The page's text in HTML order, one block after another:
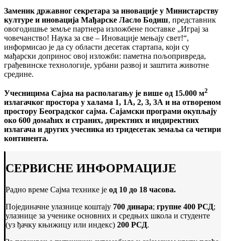
Заменик државног секретара за иновације у Министарству
културе и иновација Мађарске Ласло Бодиш, представник
овогодишње земље партнера изложбене поставке „Играј за
човечанство! Наука за све – Иновације мењају свет!“,
информисао је да су области десетак стартапа, који су
мађарски допринос овој изложби: паметна пољопривреда,
грађевинске технологије, урбани развој и заштита животне
средине.
Учесницима Сајма на располагању је више од 15.000 м2
излагачког простора у халама 1, 1А, 2, 3, 3А и на отвореном
простору Београдског сајма. Сајамски програми окупљају
око 600 домаћих и страних, директних и индиректних
излагача и других учесника из тридесетак земаља са четири
континента.
СЕРВИСНЕ ИНФОРМАЦИЈЕ
Радно време Сајма технике је од 10 до 18 часова.
Појединачне улазнице коштају 700 динара; групне 400 РСД;
улазнице за ученике основних и средњих школа и студенте
(уз ђачку књижицу или индекс) 200 РСД.